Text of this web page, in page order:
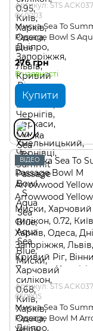
Артикул: STS
040203
Миска Sea To
Passage Bowl S
Blue
276 грн
В наявності
Купити
ВІДЕО
Артикул: STS
050905
Миска Sea To
Passage Bowl M
Yellow